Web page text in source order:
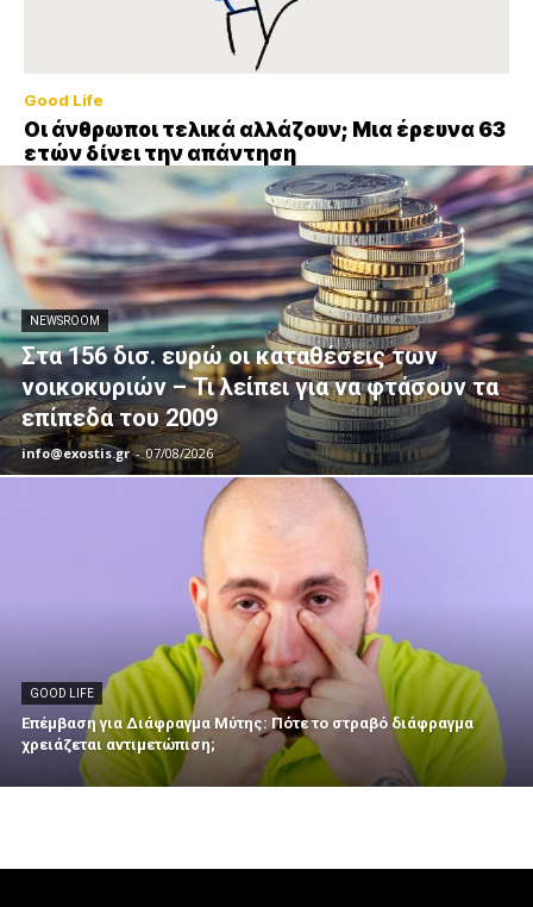
Good Life
Οι άνθρωποι τελικά αλλάζουν; Μια έρευνα 63
ετών δίνει την απάντηση
NEWSROOM
Στα 156 δισ. ευρώ οι καταθέσεις των
νοικοκυριών – Τι λείπει για να φτάσουν τα
επίπεδα του 2009
info@exostis.gr - 07/08/2026
GOOD LIFE
Επέμβαση για Διάφραγμα Μύτης: Πότε το στραβό διάφραγμα
χρειάζεται αντιμετώπιση;